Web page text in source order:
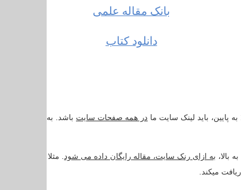
بانک مقاله علمی
دانلود کتاب
در همه صفحات سایت باشد. به این افراد
به ازای رنک سایت، مقاله رایگان داده می شود